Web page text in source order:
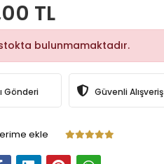
TL
bulunmamaktadır.
Gönderi Güvenli Alışveriş
ekle